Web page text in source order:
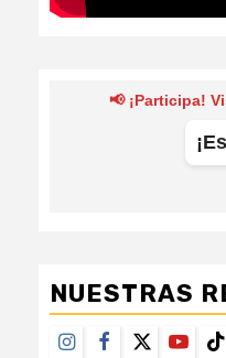
NUESTRAS
Instagram
Facebook
Twitter